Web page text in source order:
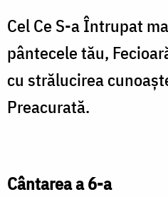
Cel Ce S-a Întrupat
pântecele tău,
cu strălucirea
Preacurată.
Cântarea a 6-a